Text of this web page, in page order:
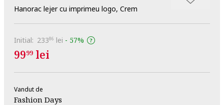
Hanorac lejer cu imprimeu logo, Crem
Initial: 23386 lei - 57%
9999 lei
Vandut de
Fashion Days